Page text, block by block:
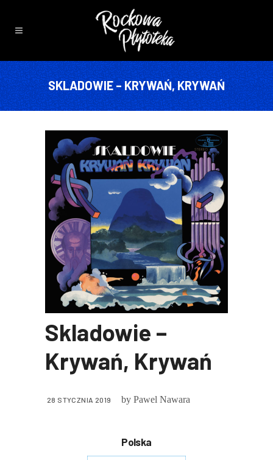
SKLADOWIE – KRYWAŃ, KRYWAŃ
Skladowie –
Krywań, Krywań
28 STYCZNIA 2019 byPawel Nawara
Polska